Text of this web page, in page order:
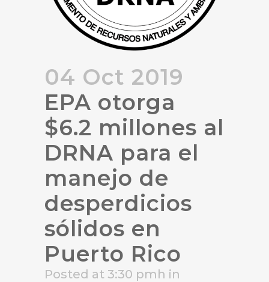
04 Oct 2019
EPA otorga
$6.2 millones al
DRNA para el
manejo de
desperdicios
sólidos en
Puerto Rico
Posted at 3:30 pmh in